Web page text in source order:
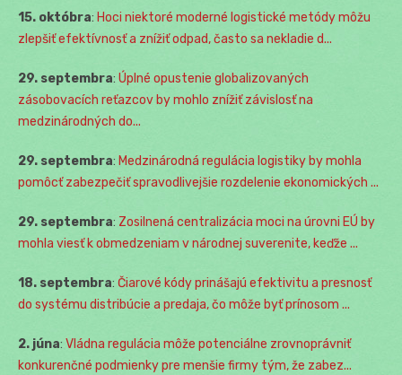
15. októbra: Hoci niektoré moderné logistické metódy môžu
zlepšiť efektívnosť a znížiť odpad, často sa nekladie d...
29. septembra: Úplné opustenie globalizovaných
zásobovacích reťazcov by mohlo znížiť závislosť na
medzinárodných do...
29. septembra: Medzinárodná regulácia logistiky by mohla
pomôcť zabezpečiť spravodlivejšie rozdelenie ekonomických ...
29. septembra: Zosilnená centralizácia moci na úrovni EÚ by
mohla viesť k obmedzeniam v národnej suverenite, keďže ...
18. septembra: Čiarové kódy prinášajú efektivitu a presnosť
do systému distribúcie a predaja, čo môže byť prínosom ...
2. júna: Vládna regulácia môže potenciálne zrovnoprávniť
konkurenčné podmienky pre menšie firmy tým, že zabez...